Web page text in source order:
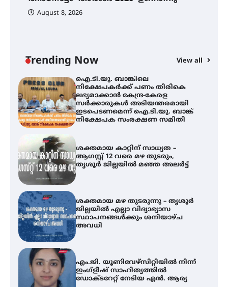
August 8, 2026
Trending Now View all
ഐ.ടി.യു. ബാങ്കിലെ
നിക്ഷേപകർക്ക് പണം തിരികെ
ലഭ്യമാക്കാൻ കേന്ദ്ര-കേരള
സർക്കാരുകൾ അടിയന്തരമായി
ഇടപെടണമെന്ന് ഐ.ടി.യു. ബാങ്ക്
നിക്ഷേപക സംരക്ഷണ സമിതി
ശക്തമായ കാറ്റിന് സാധ്യത –
ആഗസ്റ്റ് 12 വരെ മഴ തുടരും,
തൃശൂർ ജില്ലയിൽ മഞ്ഞ അലർട്ട്
ശക്തമായ മഴ തുടരുന്നു – തൃശൂർ
ജില്ലയിൽ എല്ലാ വിദ്യാഭ്യാസ
സ്ഥാപനങ്ങൾക്കും ശനിയാഴ്ച
അവധി
എം.ജി. യൂണിവേഴ്‌സിറ്റിയിൽ നിന്ന്
ഇംഗ്ളീഷ് സാഹിത്യത്തിൽ
ഡോക്ടറേറ്റ് നേടിയ എൻ. ആര്യ